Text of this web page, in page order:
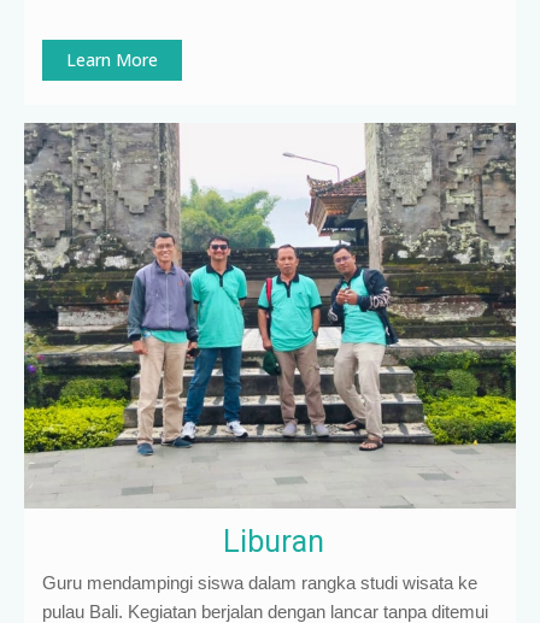
Learn More
Liburan
Guru mendampingi siswa dalam rangka studi wisata ke
pulau Bali. Kegiatan berjalan dengan lancar tanpa ditemui